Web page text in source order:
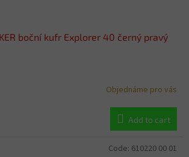
boční kufr Explorer 40 černý pravý
Objednáme pro vás
Add to cart
Code: 610220 00 01